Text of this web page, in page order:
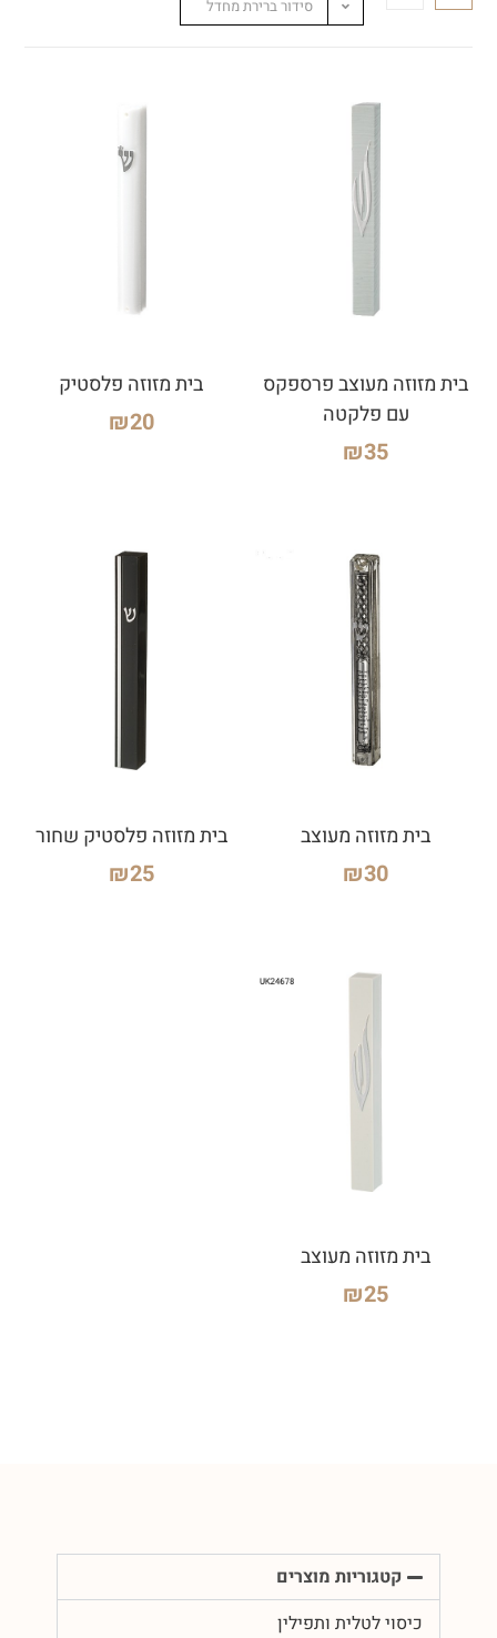
סידור ברירת מחדל
בית מזוזה מעוצב פרספקס
עם פלקטה
₪35
בית מזוזה פלסטיק
₪20
בית מזוזה מעוצב
₪30
בית מזוזה פלסטיק שחור
₪25
בית מזוזה מעוצב
₪25
קטגוריות מוצרים
כיסוי לטלית ותפילין